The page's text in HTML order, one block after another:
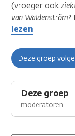
(vroeger ook
van Waldenström?
lezen
Deze groep
Deze groep
moderatoren